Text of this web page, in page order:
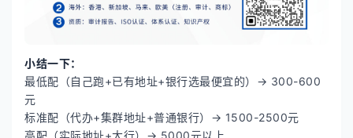
小结一下：
最低配（自己跑+已有地址+银行选最便宜的）→ 300-600
元
标准配（代办+集群地址+普通银行）→ 1500-2500元